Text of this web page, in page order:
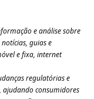
e análise sobre
guias e
e fixa, internet
regulatórias e
ajudando consumidores